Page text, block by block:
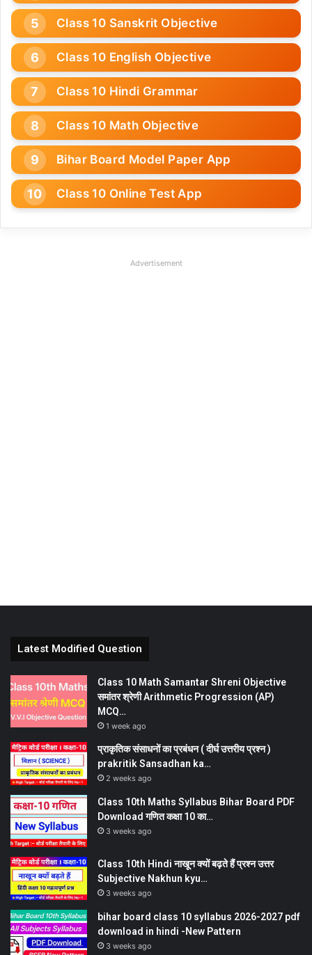
Class 10 Sanskrit Objective
Class 10 English Objective
Class 10 Hindi Grammar
Class 10 Math Objective
Bihar Board Model Paper App
Class 10 Online Test App
Advertisement
Latest Modified Question
Class 10 Math Samantar Shreni Objective
समांतर श्रेणी Arithmetic Progression (AP)
MCQ…
1 week ago
प्राकृतिक संसाधनों का प्रबंधन ( दीर्घ उत्तरीय प्रश्न )
prakritik Sansadhan ka…
2 weeks ago
Class 10th Maths Syllabus Bihar Board PDF
Download गणित कक्षा 10 का…
3 weeks ago
Class 10th Hindi नाखून क्यों बढ़ते हैं प्रश्न उत्तर
Subjective Nakhun kyu…
3 weeks ago
bihar board class 10 syllabus 2026-2027 pdf
download in hindi -New Pattern
3 weeks ago